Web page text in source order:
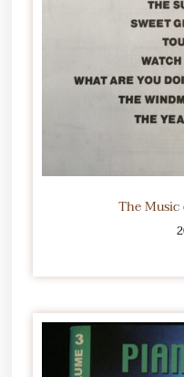
The